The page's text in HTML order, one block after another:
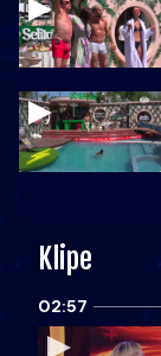
Klipe
02:57